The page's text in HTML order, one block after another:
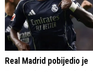
Real Madrid pobijedio je